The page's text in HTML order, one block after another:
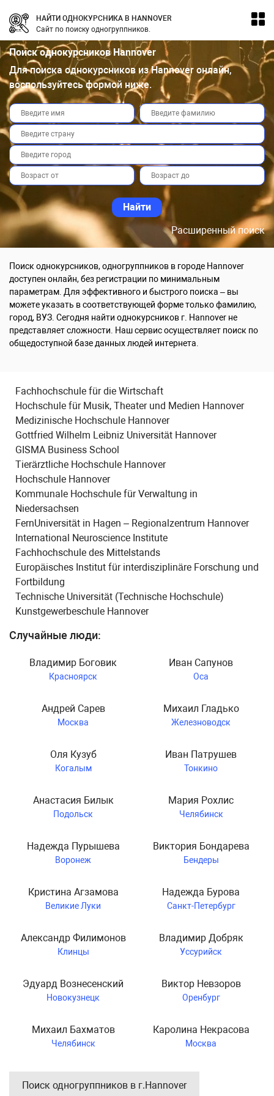
НАЙТИ ОДНОКУРСНИКА В HANNOVER
Сайт по поиску одногруппников.
Поиск однокурсников Hannover
Для поиска однокурсников из Hannover онлайн,
воспользуйтесь формой ниже.
Расширенный поиск
Поиск однокурсников, одногруппников в городе Hannover
доступен онлайн, без регистрации по минимальным
параметрам. Для эффективного и быстрого поиска – вы
можете указать в соответствующей форме только фамилию,
город, ВУЗ. Сегодня найти однокурсников г. Hannover не
представляет сложности. Наш сервис осуществляет поиск по
общедоступной базе данных людей интернета.
Fachhochschule für die Wirtschaft
Hochschule für Musik, Theater und Medien Hannover
Medizinische Hochschule Hannover
Gottfried Wilhelm Leibniz Universität Hannover
GISMA Business School
Tierärztliche Hochschule Hannover
Hochschule Hannover
Kommunale Hochschule für Verwaltung in
Niedersachsen
FernUniversität in Hagen – Regionalzentrum Hannover
International Neuroscience Institute
Fachhochschule des Mittelstands
Europäisches Institut für interdisziplinäre Forschung und
Fortbildung
Technische Universität (Technische Hochschule)
Kunstgewerbeschule Hannover
Случайные люди:
Владимир Боговик
Красноярск
Иван Сапунов
Оса
Андрей Сарев
Москва
Михаил Гладько
Железноводск
Оля Кузуб
Когалым
Иван Патрушев
Тонкино
Анастасия Билык
Подольск
Мария Рохлис
Челябинск
Надежда Пурышева
Воронеж
Виктория Бондарева
Бендеры
Кристина Агзамова
Великие Луки
Надежда Бурова
Санкт-Петербург
Александр Филимонов
Клинцы
Владимир Добряк
Уссурийск
Эдуард Вознесенский
Новокузнецк
Виктор Невзоров
Оренбург
Михаил Бахматов
Челябинск
Каролина Некрасова
Москва
Поиск одногруппников в г.Hannover